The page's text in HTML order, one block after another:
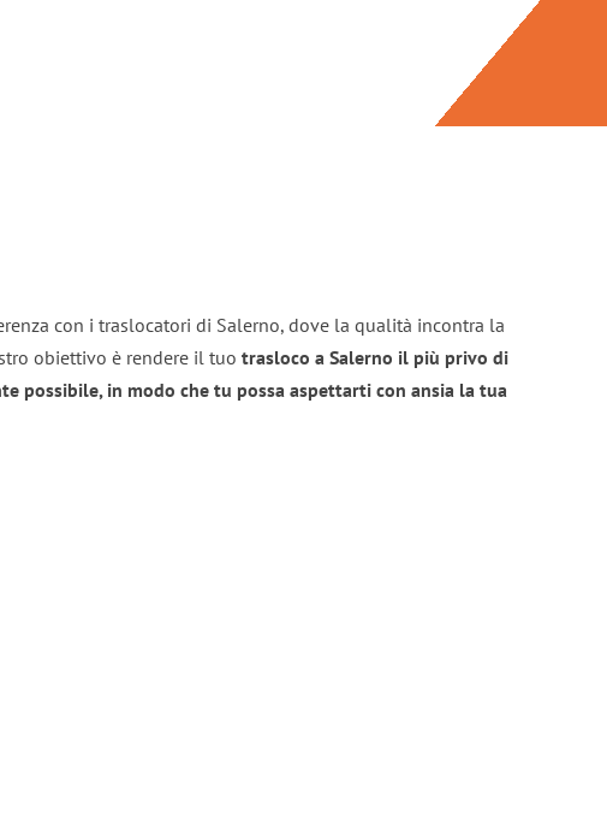
con i traslocatori di Salerno, dove la qualità incontra la
obiettivo è rendere il tuo trasloco a Salerno il più privo di
possibile, in modo che tu possa aspettarti con ansia la tua